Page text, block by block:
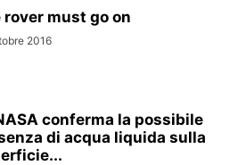
rover must go on
2016
conferma la possibile
di acqua liquida sulla